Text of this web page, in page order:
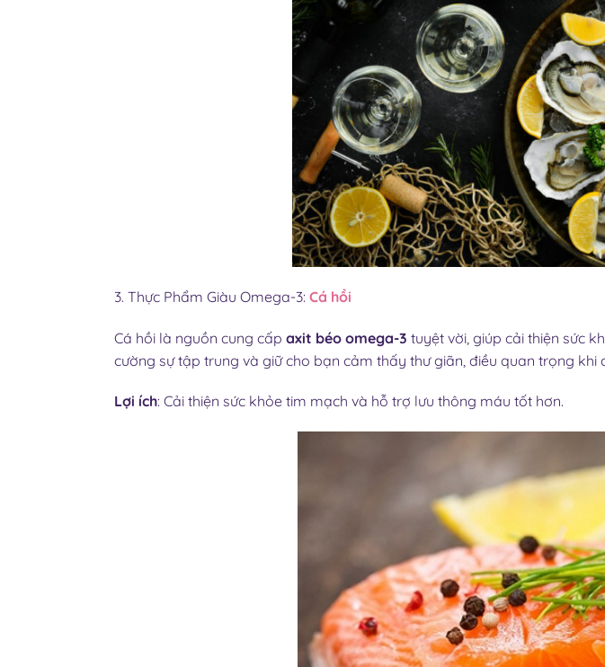
3. Thực Phẩm Giàu Omega-3: Cá hồi
Cá hồi là nguồn cung cấp axit béo omega-3 tuyệt vời, giúp cải thiện sức
cường sự tập trung và giữ cho bạn cảm thấy thư giãn, điều quan trọng khi
Lợi ích: Cải thiện sức khỏe tim mạch và hỗ trợ lưu thông máu tốt hơn.